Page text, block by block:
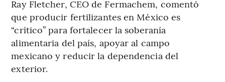
Ray Fletcher, CEO de Fermachem, comentó
que producir fertilizantes en México es
“crítico” para fortalecer la soberanía
alimentaria del país, apoyar al campo
mexicano y reducir la dependencia del
exterior.